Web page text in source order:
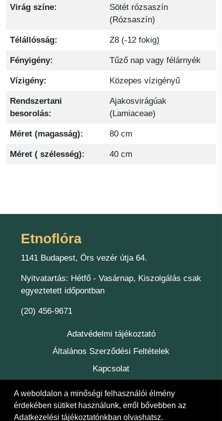
Virág színe:
Sötét rózsaszín
(Rózsaszín)
Télállósság: Z8 (-12 fokig)
Fényigény: Tűző nap vagy félárnyék
Vízigény: Közepes vízigényű
Rendszertani
besorolás:
Ajakosvirágúak
(Lamiaceae)
Méret (magasság): 80 cm
Méret ( szélesség): 40 cm
Etnoflóra
1141 Budapest, Örs vezér útja 64.
Nyitvatartás: Hétfő - Vasárnap, Kiszolgálás csak
egyeztetett időpontban
(20) 456-9671
Adatvédelmi tájékoztató
Általános Szerződési Feltételek
Kapcsolat
A weboldalon a minőségi felhasználói élmény
érdekében sütiket használunk, erről bővebben az
Adatkezelési tájékoztatónkban olvashatsz.